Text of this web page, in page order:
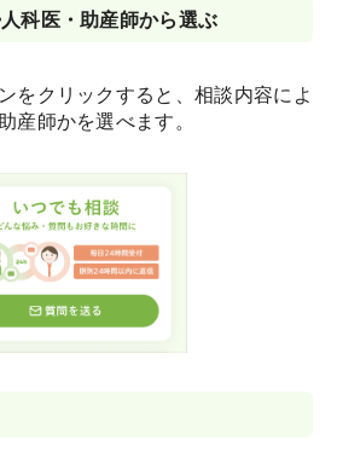
科医・助産師から選ぶ
をクリックすると、相談内容によ
産師かを選べます。